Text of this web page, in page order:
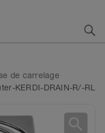
de carrelage
KERDI-DRAIN-R/-RL